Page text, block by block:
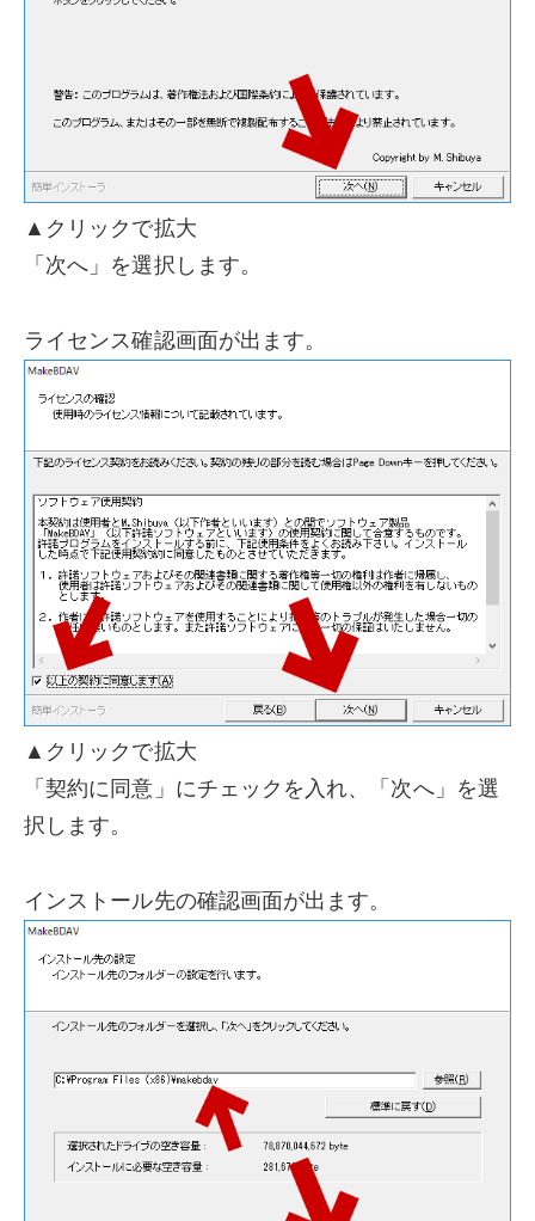
▲クリックで拡大
「次へ」を選択します。
ライセンス確認画面が出ます。
▲クリックで拡大
「契約に同意」にチェックを入れ、「次へ」を選
択します。
インストール先の確認画面が出ます。